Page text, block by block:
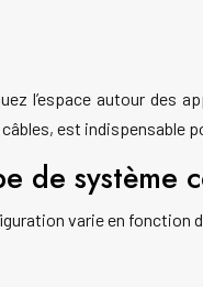
l’espace autour
est indispensable
de système
varie en fonction